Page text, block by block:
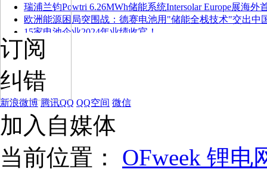
瑞浦兰钧Powtri 6.26MWh储能系统Intersolar Europe展海外
欧洲能源困局突围战：德赛电池用"储能全栈技术"交出中
15家电池企业2024年业绩收官！
订阅
纠错
新浪微博 腾讯QQ QQ空间 微信
加入自媒体
当前位置： OFweek 锂电